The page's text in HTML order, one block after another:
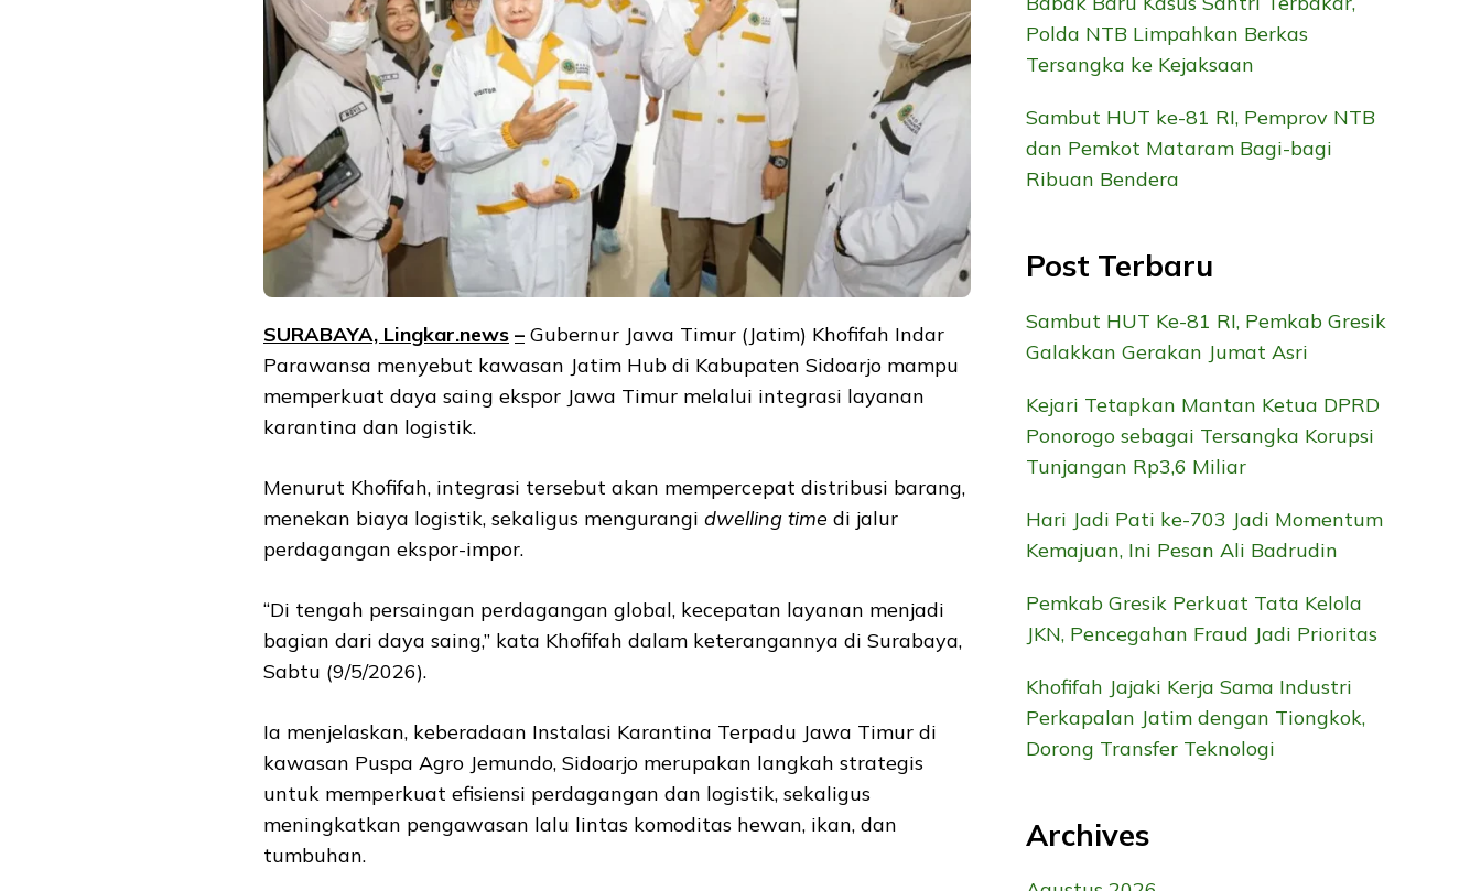
SURABAYA, Lingkar.news – Gubernur Jawa Timur (Jatim) Khofifah Indar
Parawansa menyebut kawasan Jatim Hub di Kabupaten Sidoarjo mampu
memperkuat daya saing ekspor Jawa Timur melalui integrasi layanan
karantina dan logistik.
Menurut Khofifah, integrasi tersebut akan mempercepat distribusi barang,
menekan biaya logistik, sekaligus mengurangi dwelling time di jalur
perdagangan ekspor-impor.
“Di tengah persaingan perdagangan global, kecepatan layanan menjadi
bagian dari daya saing,” kata Khofifah dalam keterangannya di Surabaya,
Sabtu (9/5/2026).
Ia menjelaskan, keberadaan Instalasi Karantina Terpadu Jawa Timur di
kawasan Puspa Agro Jemundo, Sidoarjo merupakan langkah strategis
untuk memperkuat efisiensi perdagangan dan logistik, sekaligus
meningkatkan pengawasan lalu lintas komoditas hewan, ikan, dan
tumbuhan.
Polda NTB Limpahkan Berkas
Tersangka ke Kejaksaan
Sambut HUT ke-81 RI, Pemprov NTB
dan Pemkot Mataram Bagi-bagi
Ribuan Bendera
Post Terbaru
Sambut HUT Ke-81 RI, Pemkab Gresik
Galakkan Gerakan Jumat Asri
Kejari Tetapkan Mantan Ketua DPRD
Ponorogo sebagai Tersangka Korupsi
Tunjangan Rp3,6 Miliar
Hari Jadi Pati ke-703 Jadi Momentum
Kemajuan, Ini Pesan Ali Badrudin
Pemkab Gresik Perkuat Tata Kelola
JKN, Pencegahan Fraud Jadi Prioritas
Khofifah Jajaki Kerja Sama Industri
Perkapalan Jatim dengan Tiongkok,
Dorong Transfer Teknologi
Archives